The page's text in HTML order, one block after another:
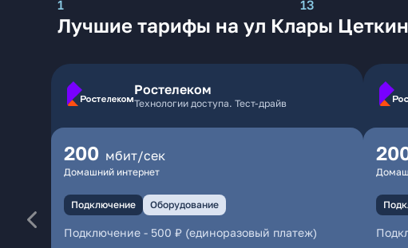
1 13
Лучшие тарифы на ул Клары
Ростелеком
Технологии доступа. Тест-драйв
200 мбит/сек
Домашний интернет
Подключение Оборудование
Подключение - 500 ₽ (единоразовый платеж)